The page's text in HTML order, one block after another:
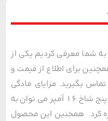
که به شما معرفی کردیم یکی از
اطلاع از قیمت و
با ما تماس بگیرید. مزایای مادگی
دیواری از مزیت ها و مشخصات مادگی دیواری پنج شاخ 16 آمپر می توان به
همجنین این محصول